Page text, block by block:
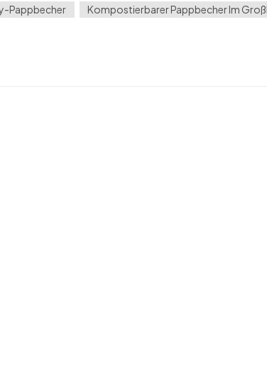
Pappbecher
Kompostierbarer Pappbecher Im